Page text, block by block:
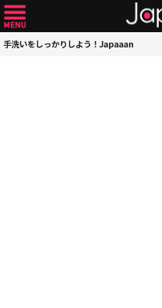
手洗いをしっかりしよう！Japaaan